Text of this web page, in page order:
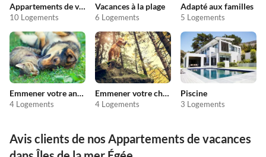
Appartements de vacances pas chers
10 Logements
Vacances à la plage
6 Logements
Adapté aux familles
5 Logements
Emmener votre animal en vacances
4 Logements
Emmener votre chien en vacances
4 Logements
Piscine
3 Logements
Avis clients de nos Appartements de vacances